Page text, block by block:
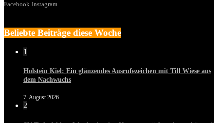
Facebook Instagram
Beliebte Beiträge diese Woche
1
Holstein Kiel: Ein glänzendes Ausrufezeichen mit Till Wiese aus
dem Nachwuchs
7. August 2026
2